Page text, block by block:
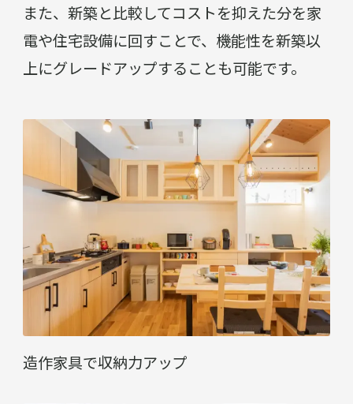
また、新築と比較してコストを抑えた分を家
電や住宅設備に回すことで、機能性を新築以
上にグレードアップすることも可能です。
造作家具で収納力アップ